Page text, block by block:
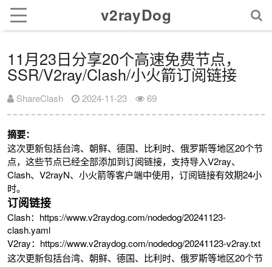
v2rayDog
11月23日分享20个高速免费节点，
SSR/V2ray/Clash/小火箭订阅链接
ShareClash 2024-11-23 69
摘要：
这次更新包括台湾、朝鲜、德国、比利时、俄罗斯等地区20个节
点，这些节点已经全部添加到订阅链接，支持导入V2ray、
Clash、V2rayN、小火箭等客户端中使用，订阅链接有效期24小
时。
订阅链接
Clash：https://www.v2raydog.com/nodedog/20241123-
clash.yaml
V2ray：https://www.v2raydog.com/nodedog/20241123-v2ray.txt
这次更新包括台湾、朝鲜、德国、比利时、俄罗斯等地区20个节